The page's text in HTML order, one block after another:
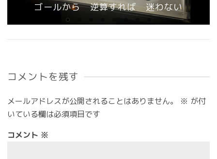
ゴールから 逆算すれば 迷わない
コメントを残す
メールアドレスが公開されることはありません。 ※ が付
いている欄は必須項目です
コメント ※